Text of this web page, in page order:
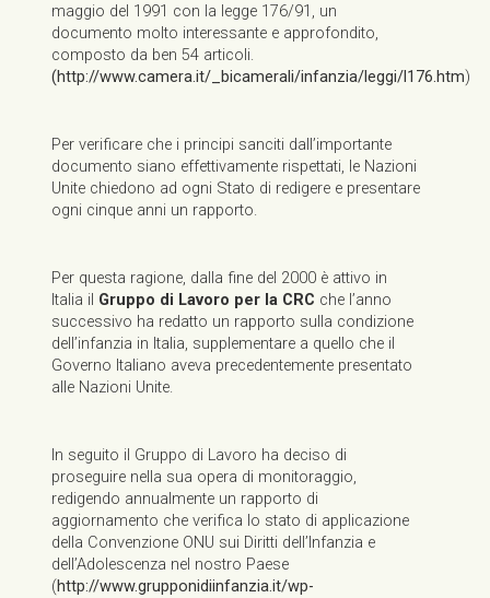
maggio del 1991 con la legge 176/91, un
documento molto interessante e approfondito,
composto da ben 54 articoli.
(http://www.camera.it/_bicamerali/infanzia/leggi/l176.htm)
Per verificare che i principi sanciti dall’importante
documento siano effettivamente rispettati, le Nazioni
Unite chiedono ad ogni Stato di redigere e presentare
ogni cinque anni un rapporto.
Per questa ragione, dalla fine del 2000 è attivo in
Italia il Gruppo di Lavoro per la CRC che l’anno
successivo ha redatto un rapporto sulla condizione
dell’infanzia in Italia, supplementare a quello che il
Governo Italiano aveva precedentemente presentato
alle Nazioni Unite.
In seguito il Gruppo di Lavoro ha deciso di
proseguire nella sua opera di monitoraggio,
redigendo annualmente un rapporto di
aggiornamento che verifica lo stato di applicazione
della Convenzione ONU sui Diritti dell’Infanzia e
dell’Adolescenza nel nostro Paese
(http://www.grupponidiinfanzia.it/wp-